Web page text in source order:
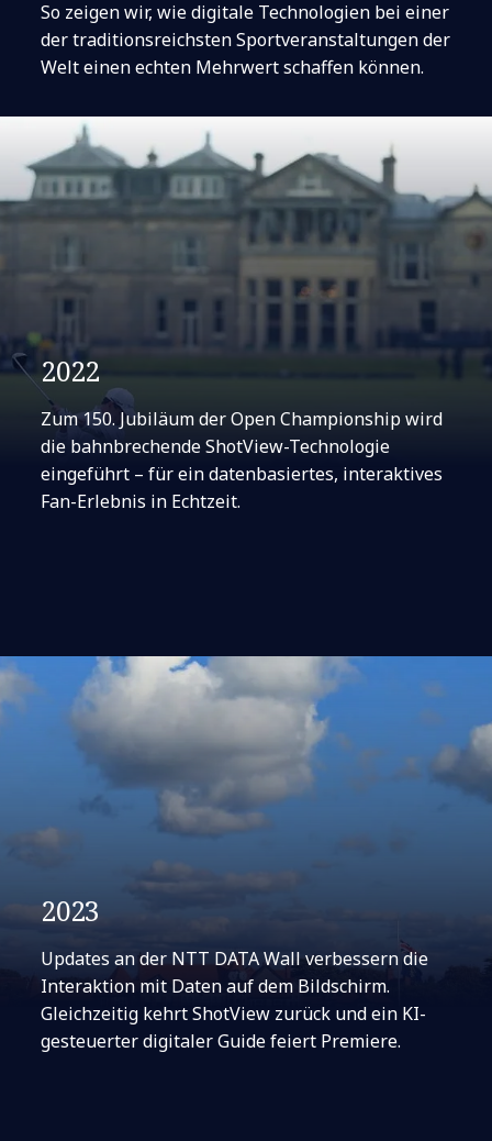
So zeigen wir, wie digitale Technologien bei einer
der traditionsreichsten Sportveranstaltungen der
Welt einen echten Mehrwert schaffen können.
2022
Zum 150. Jubiläum der Open Championship wird
die bahnbrechende ShotView-Technologie
eingeführt – für ein datenbasiertes, interaktives
Fan-Erlebnis in Echtzeit.
2023
Updates an der NTT DATA Wall verbessern die
Interaktion mit Daten auf dem Bildschirm.
Gleichzeitig kehrt ShotView zurück und ein KI-
gesteuerter digitaler Guide feiert Premiere.